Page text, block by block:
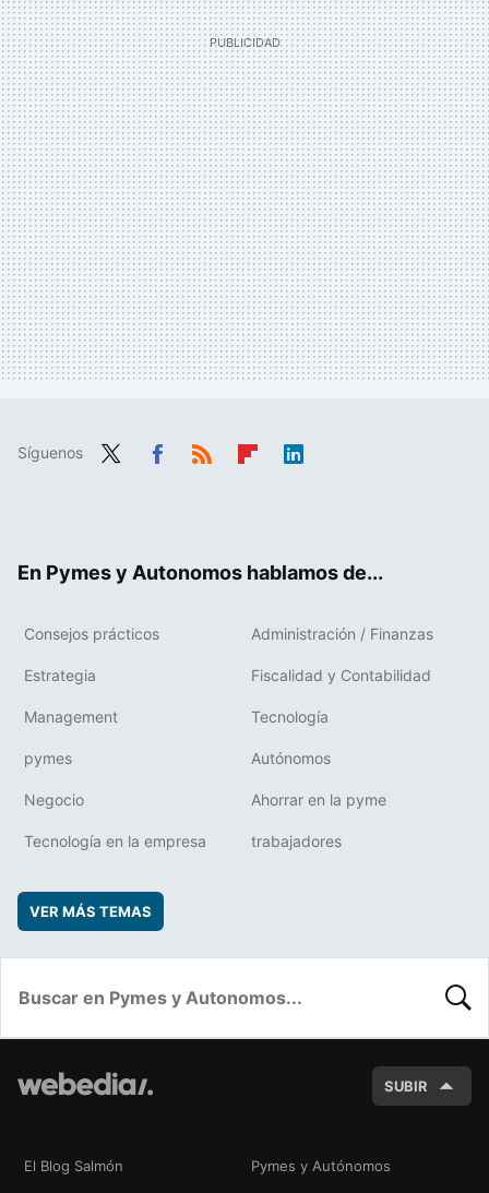
Síguenos
En Pymes y Autonomos hablamos de...
Consejos prácticos Administración / Finanzas
Estrategia Fiscalidad y Contabilidad
Management Tecnología
pymes Autónomos
Negocio Ahorrar en la pyme
Tecnología en la empresa trabajadores
VER MÁS TEMAS
SUBIR
El Blog Salmón Pymes y Autónomos